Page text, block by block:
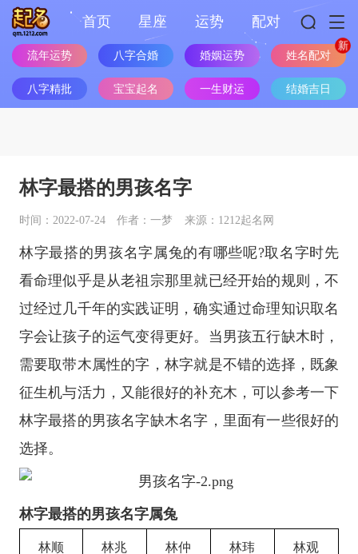
首页 星座 运势 配对
流年运势 八字合婚 婚姻运势 姓名配对
八字精批 宝宝起名 一生财运 结婚吉日
林字最搭的男孩名字
时间：2022-07-24 作者：一梦 来源：1212起名网
林字最搭的男孩名字属兔的有哪些呢?取名字时先
看命理似乎是从老祖宗那里就已经开始的规则，不
过经过几千年的实践证明，确实通过命理知识取名
字会让孩子的运气变得更好。当男孩五行缺木时，
需要取带木属性的字，林字就是不错的选择，既象
征生机与活力，又能很好的补充木，可以参考一下
林字最搭的男孩名字缺木名字，里面有一些很好的
选择。
林字最搭的男孩名字属兔
林顺 林兆 林仲 林玮 林观